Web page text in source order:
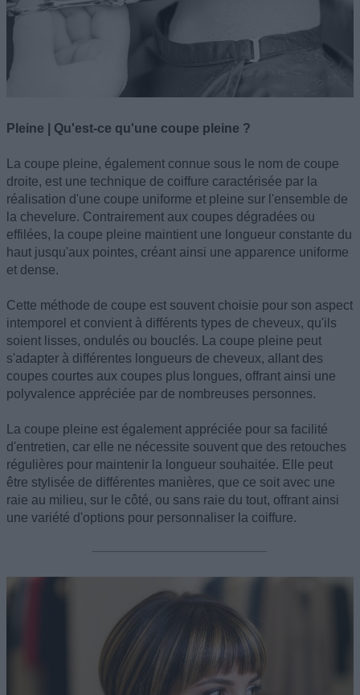
Pleine | Qu'est-ce qu'une coupe pleine ?
La coupe pleine, également connue sous le nom de coupe
droite, est une technique de coiffure caractérisée par la
réalisation d'une coupe uniforme et pleine sur l'ensemble de
la chevelure. Contrairement aux coupes dégradées ou
effilées, la coupe pleine maintient une longueur constante du
haut jusqu'aux pointes, créant ainsi une apparence uniforme
et dense.
Cette méthode de coupe est souvent choisie pour son aspect
intemporel et convient à différents types de cheveux, qu'ils
soient lisses, ondulés ou bouclés. La coupe pleine peut
s'adapter à différentes longueurs de cheveux, allant des
coupes courtes aux coupes plus longues, offrant ainsi une
polyvalence appréciée par de nombreuses personnes.
La coupe pleine est également appréciée pour sa facilité
d'entretien, car elle ne nécessite souvent que des retouches
régulières pour maintenir la longueur souhaitée. Elle peut
être stylisée de différentes manières, que ce soit avec une
raie au milieu, sur le côté, ou sans raie du tout, offrant ainsi
une variété d'options pour personnaliser la coiffure.